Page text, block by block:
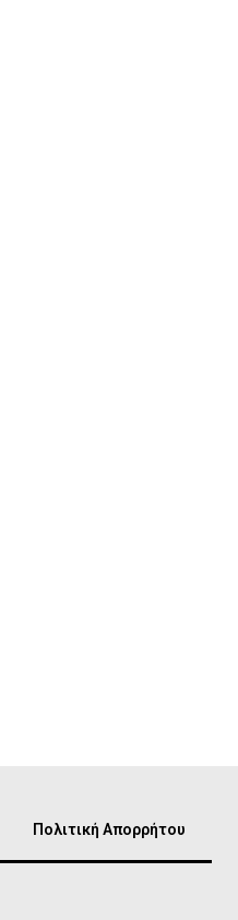
Πολιτική Απορρήτου